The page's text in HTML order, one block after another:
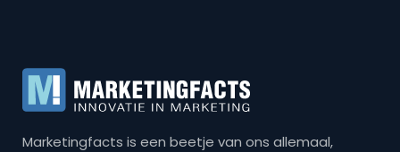
Marketingfacts is een beetje van ons allemaal,